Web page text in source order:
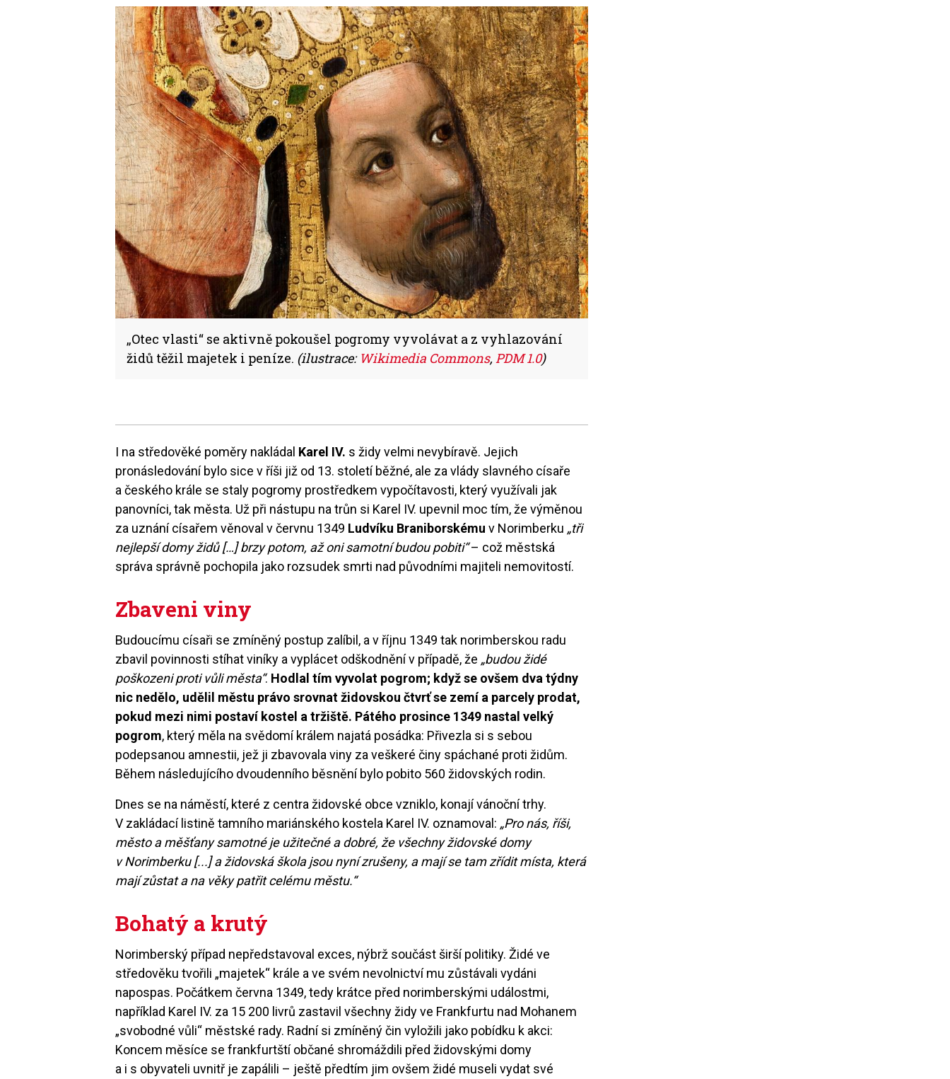
„Otec vlasti“ se aktivně pokoušel pogromy vyvolávat a z vyhlazování
židů těžil majetek i peníze. (ilustrace: Wikimedia Commons,PDM 1.0)
I na středověké poměry nakládal Karel IV. s židy velmi nevybíravě. Jejich
pronásledování bylo sice v říši již od 13. století běžné, ale za vlády slavného císaře
a českého krále se staly pogromy prostředkem vypočítavosti, který využívali jak
panovníci, tak města. Už při nástupu na trůn si Karel IV. upevnil moc tím, že výměnou
za uznání císařem věnoval v červnu 1349 Ludvíku Braniborskému v Norimberku „tři
nejlepší domy židů […] brzy potom, až oni samotní budou pobiti“– což městská
správa správně pochopila jako rozsudek smrti nad původními majiteli nemovitostí.
Zbaveni viny
Budoucímu císaři se zmíněný postup zalíbil, a v říjnu 1349 tak norimberskou radu
zbavil povinnosti stíhat viníky a vyplácet odškodnění v případě, že „budou židé
poškozeni proti vůli města“. Hodlal tím vyvolat pogrom; když se ovšem dva týdny
nic nedělo, udělil městu právo srovnat židovskou čtvrť se zemí a parcely prodat,
pokud mezi nimi postaví kostel a tržiště. Pátého prosince 1349 nastal velký
pogrom, který měla na svědomí králem najatá posádka: Přivezla si s sebou
podepsanou amnestii, jež ji zbavovala viny za veškeré činy spáchané proti židům.
Během následujícího dvoudenního běsnění bylo pobito 560 židovských rodin.
Dnes se na náměstí, které z centra židovské obce vzniklo, konají vánoční trhy.
V zakládací listině tamního mariánského kostela Karel IV. oznamoval: „Pro nás, říši,
město a měšťany samotné je užitečné a dobré, že všechny židovské domy
v Norimberku [...] a židovská škola jsou nyní zrušeny, a mají se tam zřídit místa, která
mají zůstat a na věky patřit celému městu.“
Bohatý a krutý
Norimberský případ nepředstavoval exces, nýbrž součást širší politiky. Židé ve
středověku tvořili „majetek“ krále a ve svém nevolnictví mu zůstávali vydáni
napospas. Počátkem června 1349, tedy krátce před norimberskými událostmi,
například Karel IV. za 15 200 livrů zastavil všechny židy ve Frankfurtu nad Mohanem
„svobodné vůli“ městské rady. Radní si zmíněný čin vyložili jako pobídku k akci:
Koncem měsíce se frankfurtští občané shromáždili před židovskými domy
a i s obyvateli uvnitř je zapálili – ještě předtím jim ovšem židé museli vydat své